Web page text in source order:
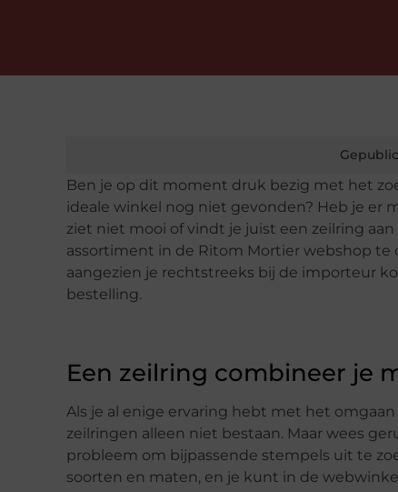
Ben je op dit moment druk bezig met het
ideale winkel nog niet gevonden? Heb je er
ziet niet mooi of vindt je juist een zeilring
assortiment in de Ritom Mortier webshop te
aangezien je rechtstreeks bij de importeur
bestelling.
Een zeilring combineer je
Als je al enige ervaring hebt met het
zeilringen alleen niet bestaan. Maar wees
probleem om bijpassende stempels uit te
soorten en maten, en je kunt in de